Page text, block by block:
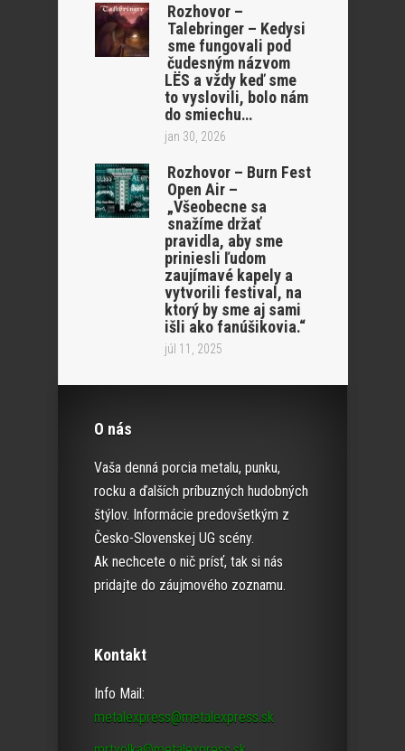
Rozhovor –
Talebringer – Kedysi
sme fungovali pod
čudesným názvom
LËS a vždy keď sme
to vyslovili, bolo nám
do smiechu…
jan 30, 2026
Rozhovor – Burn Fest
Open Air –
„Všeobecne sa
snažíme držať
pravidla, aby sme
priniesli ľudom
zaujímavé kapely a
vytvorili festival, na
ktorý by sme aj sami
išli ako fanúšikovia.“
júl 11, 2025
O nás
Vaša denná porcia metalu, punku,
rocku a ďalších príbuzných hudobných
štýlov. Informácie predovšetkým z
Česko-Slovenskej UG scény.
Ak nechcete o nič prísť, tak si nás
pridajte do záujmového zoznamu.
Kontakt
Info Mail:
metalexpress@metalexpress.sk